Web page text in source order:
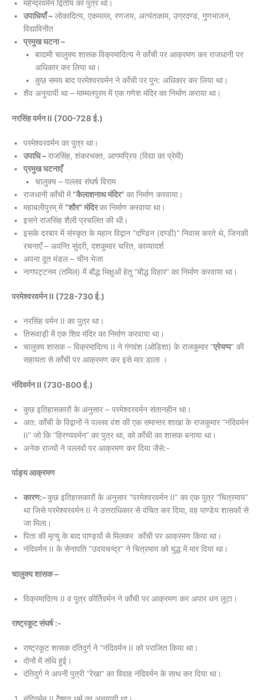
महेन्द्रवर्मन द्वितीय का पुत्र था।
उपाधियाँ – लोकादित्य, एकमल्ल, रणजय, अत्यंतकाम, उग्रदण्ड, गुणभाजन,
विद्याविनीत
प्रमुख घटना –
बादामी चालुक्य शासक विक्रमादित्य ने काँची पर आक्रमण कर राजधानी पर
अधिकार कर लिया था।
कुछ समय बाद परमेश्वरवर्मन ने काँची पर पुन: अधिकार कर लिया था।
शैव अनुयायी था – माम्मलपुरम में एक गणेश मंदिर का निर्माण कराया था।
नरसिंह वर्मन II (700-728 ई.)
परमेश्वरवर्मन का पुत्र था।
उपाधि –राजसिंह, शंकरभक्त, आगमप्रिय (विद्या का प्रेमी)
प्रमुख घटनाएँ
चालुक्य – पल्लव संघर्ष विराम
राजधानी काँची में“कैलाशनाथ मंदिर” का निर्माण करवाया।
महाबलीपुरम् में“शौर” मंदिरका निर्माण करवाया था।
इसने राजसिंह शैली प्रचलित की थी।
इसके दरबार में संस्कृत के महान विद्वान “दण्डिन (दण्डी)” निवास करते थे, जिनकी
रचनाएँ – अवन्ति सुंदरी, दशकुमार चरित, काव्यादर्श
अपना दूत मंडल – चीन भेजा
नागपट्टनम (तमिल) में बौद्ध भिक्षुओं हेतु “बौद्ध विहार” का निर्माण करवाया था।
परमेश्वरवर्मन II (728-730 ई.)
नरसिंह वर्मन II का पुत्र था।
तिरूवाड़ी में एक शिव मंदिर का निर्माण करवाया था।
चालुक्य शासक – विक्रमादित्य II ने गंगवंश (ओडिशा) के राजकुमार “एरेयप्प” की
सहायता से काँची पर आक्रमण कर इसे मार डाला ।
नंदिवर्मन II (730-800 ई.)
कुछ इतिहासकारों के अनुसार – परमेश्वरवर्मन संतानहीन था।
अत: काँची के विद्वानों ने पल्लव वंश की एक समान्तर शाखा के राजकुमार “नंदिवर्मन
II” जो कि “हिरण्यवर्मन” का पुत्र था, को काँची का शासक बनाया था।
अनेक राज्यों ने पल्लवों पर आक्रमण कर दिया जैसे:-
पांड्य आक्रमण
कारण:-कुछ इतिहासकारों के अनुसार “परमेश्वरवर्मन II” का एक पुत्र “चित्रमाय”
था जिसे परमेश्वरवर्मन II ने उत्तराधिकार से वंचित कर दिया, वह पाण्डेय शासकों से
जा मिला।
पिता की मृत्यु के बाद पाण्ड्यों से मिलकर काँची पर आक्रमण किया था।
नंदिवर्मन II के सेनापति “उदयचन्द्र” ने चित्रमाय को युद्ध में मार दिया था।
चालुक्य शासक –
विक्रमादित्य II व पुत्र कीर्तिवर्मन ने काँची पर आक्रमण कर अपार धन लूटा।
राष्ट्रकूट संघर्ष :-
राष्ट्रकूट शासक दंतिदुर्ग ने “नंदिवर्मन II को पराजित किया था।
दोनों में संधि हुई।
दंतिदुर्ग ने अपनी पुत्री “रेखा” का विवाह नंदिवर्मन के साथ कर दिया था।